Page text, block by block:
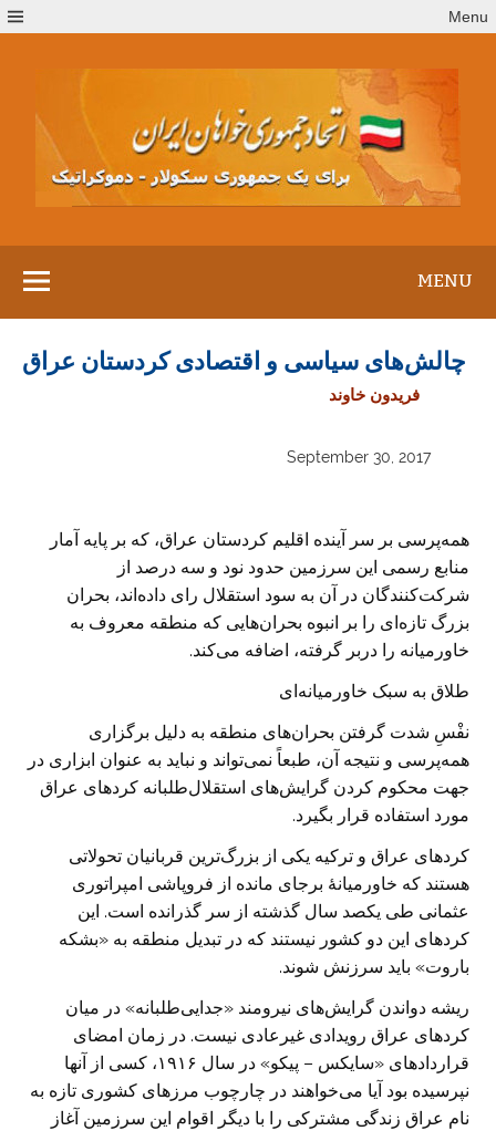
to
Menu
MENU
چالش‌های سیاسی و اقتصادی کردستان عراق
فریدون خاوند
September 30, 2017
همه‌پرسی بر سر آینده اقلیم کردستان عراق، که بر پایه آمار
منابع رسمی این سرزمین حدود نود و سه درصد از
شرکت‌کنندگان در آن به سود استقلال رای داده‌اند، بحران
بزرگ تازه‌ای را بر انبوه بحران‌هایی که منطقه معروف به
خاورمیانه را دربر گرفته، اضافه می‌کند.
طلاق به سبک خاورمیانه‌ای
نفْسِ شدت گرفتن بحران‌های منطقه به دلیل برگزاری
همه‌پرسی و نتیجه آن، طبعاً نمی‌تواند و نباید به عنوان ابزاری در
جهت محکوم کردن گرایش‌های استقلال‌طلبانه کردهای عراق
مورد استفاده قرار بگیرد.
کردهای عراق و ترکیه یکی از بزرگ‌ترین قربانیان تحولاتی
هستند که خاورمیانهٔ برجای مانده از فروپاشی امپراتوری
عثمانی طی یکصد سال گذشته از سر گذرانده است. این
کردهای این دو کشور نیستند که در تبدیل منطقه به «بشکه
باروت» باید سرزنش شوند.
ریشه دواندن گرایش‌های نیرومند «جدایی‌طلبانه» در میان
کردهای عراق رویدادی غیرعادی نیست. در زمان امضای
قراردادهای «سایکس – پیکو» در سال ۱۹۱۶، کسی از آنها
نپرسیده بود آیا می‌خواهند در چارچوب مرزهای کشوری تازه به
نام عراق زندگی مشترکی را با دیگر اقوام این سرزمین آغاز